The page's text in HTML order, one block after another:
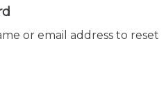
or email address to reset